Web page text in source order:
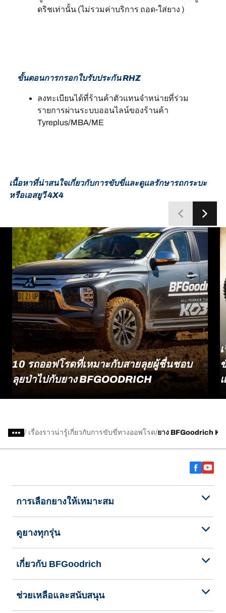
ดริชเท่านั้น (ไม่รวมค่าบริการ ถอด-ใส่ยาง )
ขั้นตอนการกรอกใบรับประกัน RHZ
ลงทะเบียนได้ที่ร้านค้าตัวแทนจำหน่ายที่ร่วม
รายการผ่านระบบออนไลน์ของร้านค้า
Tyreplus/MBA/ME
เนื้อหาที่น่าสนใจเกี่ยวกับการขับขี่และดูแลรักษารถกระบะ
หรือเอสยูวี 4X4
10 รถออฟโรดที่เหมาะกับสายลุยผู้ชื่นชอบ
ลุยป่าไปกับยาง BFGOODRICH
/ เรื่องราวน่ารู้เกี่ยวกับการขับขี่ทางออฟโรด ยาง BFGoodrich
การเลือกยางให้เหมาะสม
ดูยางทุกรุ่น
เกี่ยวกับ BFGoodrich
ช่วยเหลือและสนับสนุน